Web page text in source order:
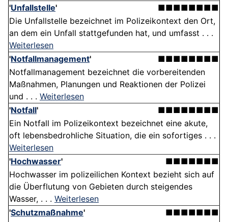
'Unfallstelle'
■■■■■■■■
Die Unfallstelle bezeichnet im Polizeikontext den Ort,
an dem ein Unfall stattgefunden hat, und umfasst . . .
Weiterlesen
'Notfallmanagement'
■■■■■■■■
Notfallmanagement bezeichnet die vorbereitenden
Maßnahmen, Planungen und Reaktionen der Polizei
und . . . Weiterlesen
'Notfall'
■■■■■■■■
Ein Notfall im Polizeikontext bezeichnet eine akute,
oft lebensbedrohliche Situation, die ein sofortiges . . .
Weiterlesen
'Hochwasser'
■■■■■■■
Hochwasser im polizeilichen Kontext bezieht sich auf
die Überflutung von Gebieten durch steigendes
Wasser, . . . Weiterlesen
'Schutzmaßnahme'
■■■■■■■